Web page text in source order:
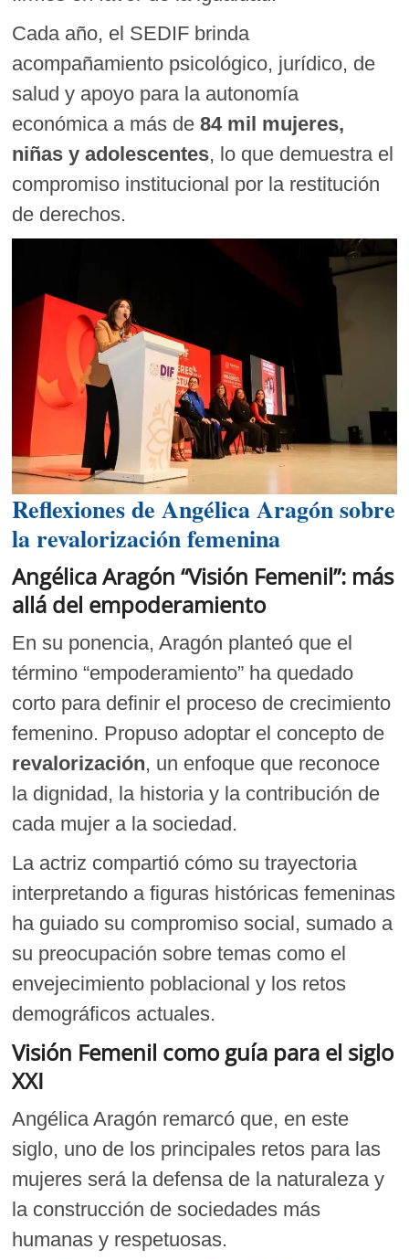
Cada año, el SEDIF brinda
acompañamiento psicológico, jurídico, de
salud y apoyo para la autonomía
económica a más de84 mil mujeres,
niñas y adolescentes, lo que demuestra el
compromiso institucional por la restitución
de derechos.
Reflexiones de Angélica Aragón sobre
la revalorización femenina
Angélica Aragón “Visión Femenil”: más
allá del empoderamiento
En su ponencia, Aragón planteó que el
término “empoderamiento” ha quedado
corto para definir el proceso de crecimiento
femenino. Propuso adoptar el concepto de
revalorización, un enfoque que reconoce
la dignidad, la historia y la contribución de
cada mujer a la sociedad.
La actriz compartió cómo su trayectoria
interpretando a figuras históricas femeninas
ha guiado su compromiso social, sumado a
su preocupación sobre temas como el
envejecimiento poblacional y los retos
demográficos actuales.
Visión Femenil como guía para el siglo
XXI
Angélica Aragón remarcó que, en este
siglo, uno de los principales retos para las
mujeres será la defensa de la naturaleza y
la construcción de sociedades más
humanas y respetuosas.